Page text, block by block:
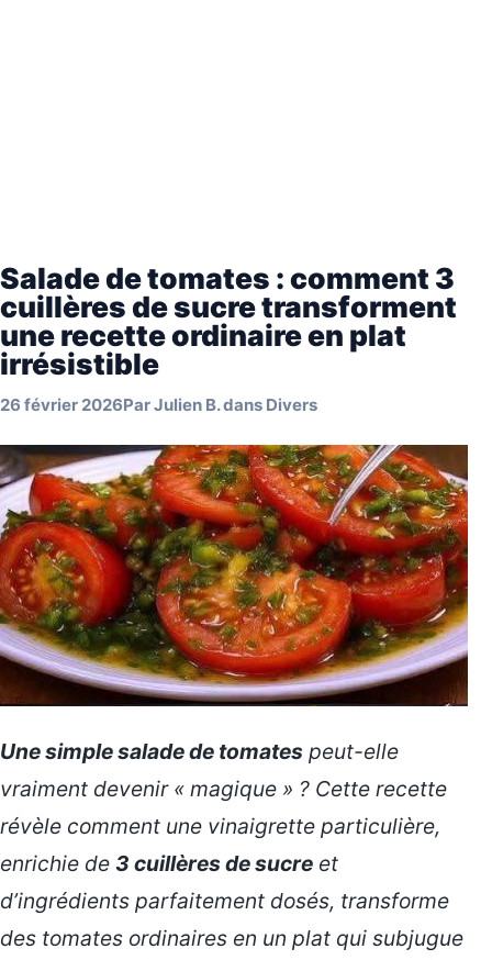
Salade de tomates : comment 3
cuillères de sucre transforment
une recette ordinaire en plat
irrésistible
26 février 2026ParJulien B.dans Divers
Une simple salade de tomates peut-elle
vraiment devenir « magique » ? Cette recette
révèle comment une vinaigrette particulière,
enrichie de 3 cuillères de sucre et
d’ingrédients parfaitement dosés, transforme
des tomates ordinaires en un plat qui subjugue